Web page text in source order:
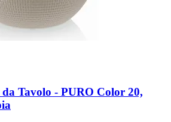
da Tavolo -​ PURO Color 20,